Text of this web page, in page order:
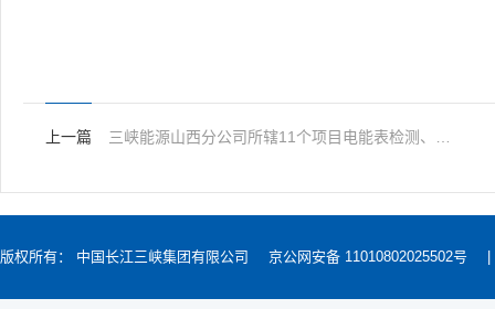
上一篇
版权所有： 中国长江三峡集团有限公司 京公网安备 11010802025502号